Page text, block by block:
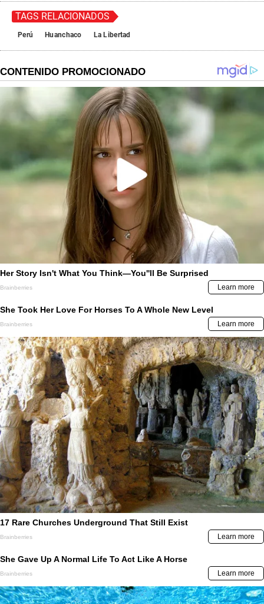
TAGS RELACIONADOS
Perú Huanchaco La Libertad